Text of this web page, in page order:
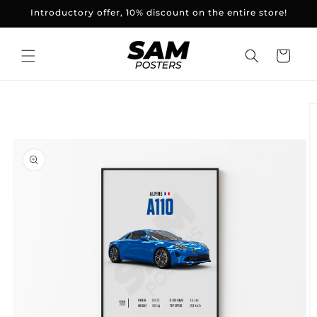
and
Introductory offer, 10% discount on the entire store!
Basket